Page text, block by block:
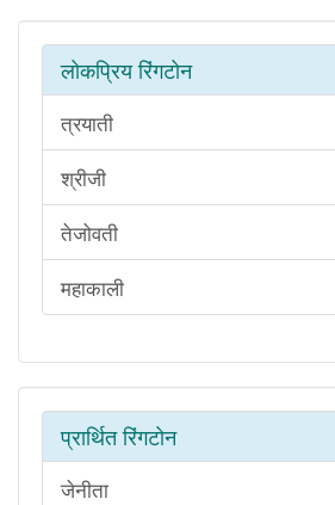
लोकप्रिय रिंगटोन
त्रयाती
श्रीजी
तेजोवती
महाकाली
प्रार्थित रिंगटोन
जेनीता